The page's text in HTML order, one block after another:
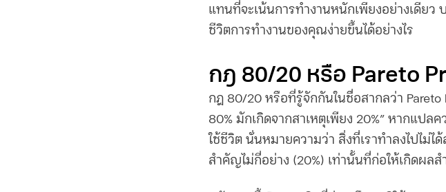
แทนที่จะเน้นการทำงานหนักเพียงอย่างเดียว
ชีวิตการทำงานของคุณง่ายขึ้นได้อย่างไร
กฎ 80/20 หรือ Pareto
กฎ 80/20 หรือที่รู้จักกันในชื่อสากลว่า
80% มักเกิดจากสาเหตุเพียง 20%” หากแปล
ใช้ชีวิต นั่นหมายความว่า สิ่งที่เราทำลงไปไม่
สำคัญไม่กี่อย่าง (20%) เท่านั้นที่ก่อให้เกิดผลส